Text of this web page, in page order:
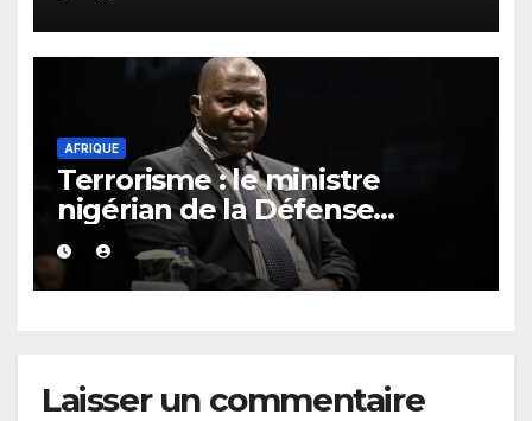
AFRIQUE
Terrorisme : le ministre
nigérian de la Défense
appelle la CEDEAO et l’AES à
unir leurs forces
Laisser un commentaire